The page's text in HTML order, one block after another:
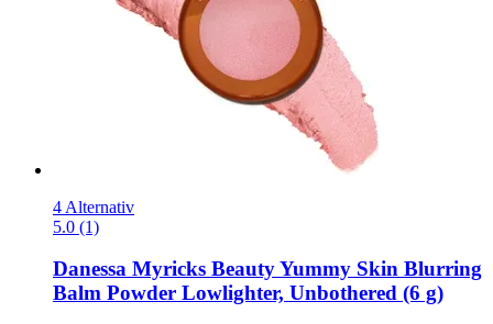
4 Alternativ
5.0 (1)
Danessa Myricks BeautyYummy Skin Blurring
Balm Powder Lowlighter, Unbothered (6 g)